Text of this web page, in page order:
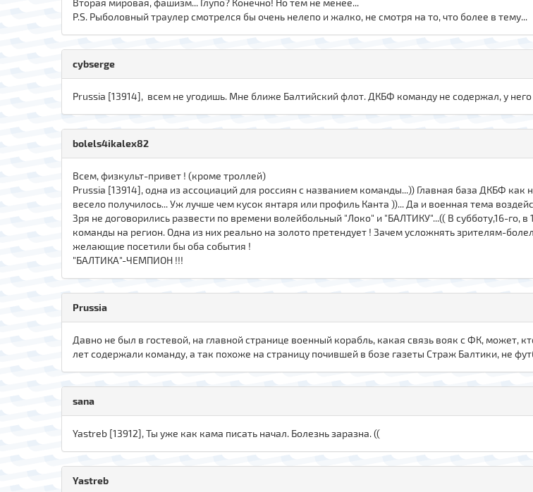
P.S. Рыболовный траулер смотрелся бы очень нелепо и жалко, не смотря на то, что более в тему...
cybserge
Prussia [13914], всем не угодишь. Мне ближе Балтийский флот. ДКБФ команду не содержал, у
bolels4ikalex82
Всем, физкульт-привет ! (кроме троллей)
Prussia [13914], одна из ассоциаций для россиян с названием команды...)) Главная база ДКБФ
весело получилось... Уж лучше чем кусок янтаря или профиль Канта ))... Да и военная тема
Зря не договорились развести по времени волейбольный "Локо" и "БАЛТИКУ"...(( В субботу,16-го,
команды на регион. Одна из них реально на золото претендует ! Зачем усложнять зрителям-
желающие посетили бы оба события !
"БАЛТИКА"-ЧЕМПИОН !!!
Prussia
Давно не был в гостевой, на главной странице военный корабль, какая связь вояк с ФК,
лет содержали команду, а так похоже на страницу почившей в бозе газеты Страж Балтики, не
sаna
Yastreb [13912], Ты уже как кама писать начал. Болезнь заразна. ((
Yastreb